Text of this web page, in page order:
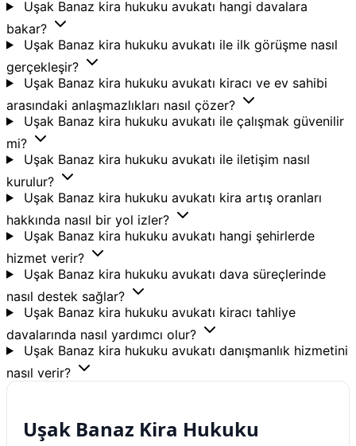
Uşak Banaz kira hukuku avukatı hangi davalara
bakar?
Uşak Banaz kira hukuku avukatı ile ilk görüşme nasıl
gerçekleşir?
Uşak Banaz kira hukuku avukatı kiracı ve ev sahibi
arasındaki anlaşmazlıkları nasıl çözer?
Uşak Banaz kira hukuku avukatı ile çalışmak güvenilir
mi?
Uşak Banaz kira hukuku avukatı ile iletişim nasıl
kurulur?
Uşak Banaz kira hukuku avukatı kira artış oranları
hakkında nasıl bir yol izler?
Uşak Banaz kira hukuku avukatı hangi şehirlerde
hizmet verir?
Uşak Banaz kira hukuku avukatı dava süreçlerinde
nasıl destek sağlar?
Uşak Banaz kira hukuku avukatı kiracı tahliye
davalarında nasıl yardımcı olur?
Uşak Banaz kira hukuku avukatı danışmanlık hizmetini
nasıl verir?
Uşak Banaz Kira Hukuku